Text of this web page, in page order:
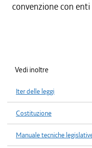
convenzione con
Vedi inoltre
Iter delle leggi
Costituzione
Manuale tecniche